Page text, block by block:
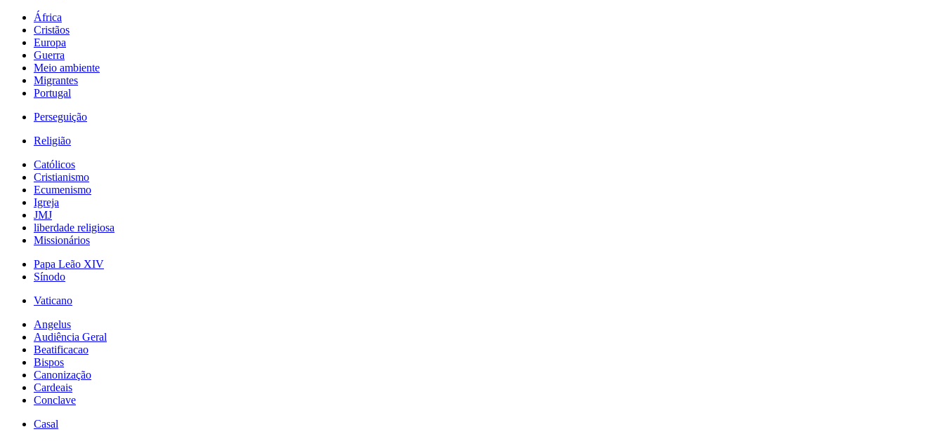
África
Cristãos
Europa
Guerra
Meio ambiente
Migrantes
Portugal
Perseguição
Religião
Católicos
Cristianismo
Ecumenismo
Igreja
JMJ
liberdade religiosa
Missionários
Papa Leão XIV
Sínodo
Vaticano
Angelus
Audiência Geral
Beatificacao
Bispos
Canonização
Cardeais
Conclave
Casal